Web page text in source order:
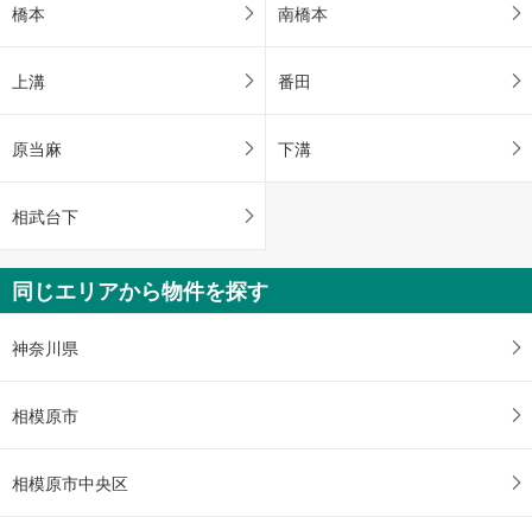
橋本 南橋本
上溝 番田
原当麻 下溝
相武台下
同じエリアから物件を探す
神奈川県
相模原市
相模原市中央区